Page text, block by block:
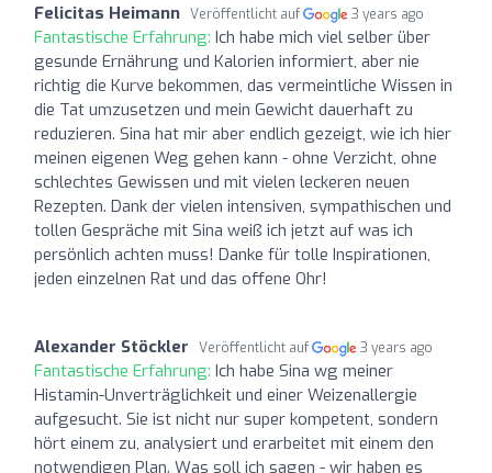
Felicitas Heimann Veröffentlicht auf 3 years ago
Fantastische Erfahrung: Ich habe mich viel selber über
gesunde Ernährung und Kalorien informiert, aber nie
richtig die Kurve bekommen, das vermeintliche Wissen in
die Tat umzusetzen und mein Gewicht dauerhaft zu
reduzieren. Sina hat mir aber endlich gezeigt, wie ich hier
meinen eigenen Weg gehen kann - ohne Verzicht, ohne
schlechtes Gewissen und mit vielen leckeren neuen
Rezepten. Dank der vielen intensiven, sympathischen und
tollen Gespräche mit Sina weiß ich jetzt auf was ich
persönlich achten muss! Danke für tolle Inspirationen,
jeden einzelnen Rat und das offene Ohr!
Alexander Stöckler Veröffentlicht auf 3 years ago
Fantastische Erfahrung: Ich habe Sina wg meiner
Histamin-Unverträglichkeit und einer Weizenallergie
aufgesucht. Sie ist nicht nur super kompetent, sondern
hört einem zu, analysiert und erarbeitet mit einem den
notwendigen Plan. Was soll ich sagen - wir haben es